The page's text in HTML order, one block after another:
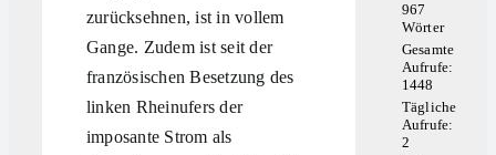
zurücksehnen, ist in vollem
Gange. Zudem ist seit der
französischen Besetzung des
linken Rheinufers der
imposante Strom als
967
Wörter
Gesamte
Aufrufe:
1448
Tägliche
Aufrufe:
2